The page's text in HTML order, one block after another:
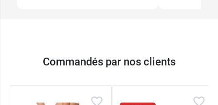
Commandés par nos clients